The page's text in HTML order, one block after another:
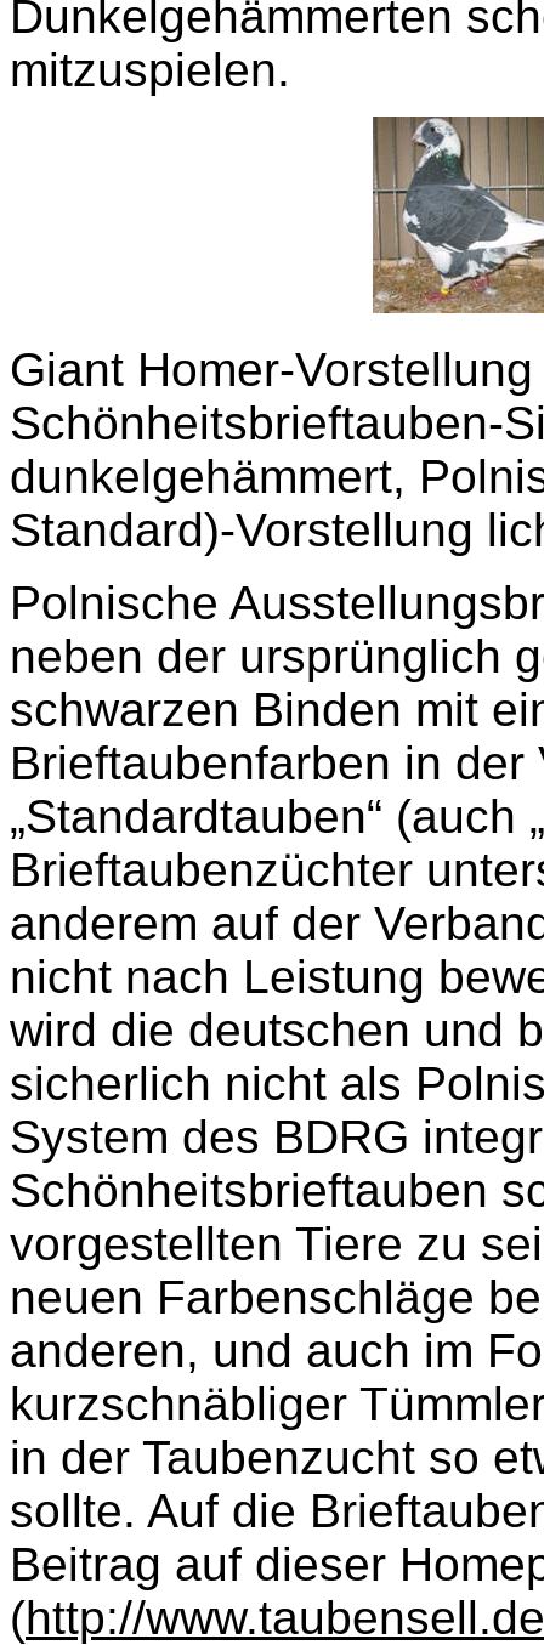
Dunkelgehämmerten
mitzuspielen.
Giant Homer-
Schönheitsbrieftauben-
dunkelgehämmert,
Standard)-Vorstellung
Polnische
neben der ursprünglich
schwarzen Binden mit
Brieftaubenfarben in
„Standardtauben“ (auch
Brieftaubenzüchter
anderem auf der
nicht nach Leistung
wird die deutschen und
sicherlich nicht als
System des BDRG
Schönheitsbrieftauben
vorgestellten Tiere zu
neuen Farbenschläge
anderen, und auch im
kurzschnäbliger
in der Taubenzucht so
sollte. Auf die
Beitrag auf dieser
(http://